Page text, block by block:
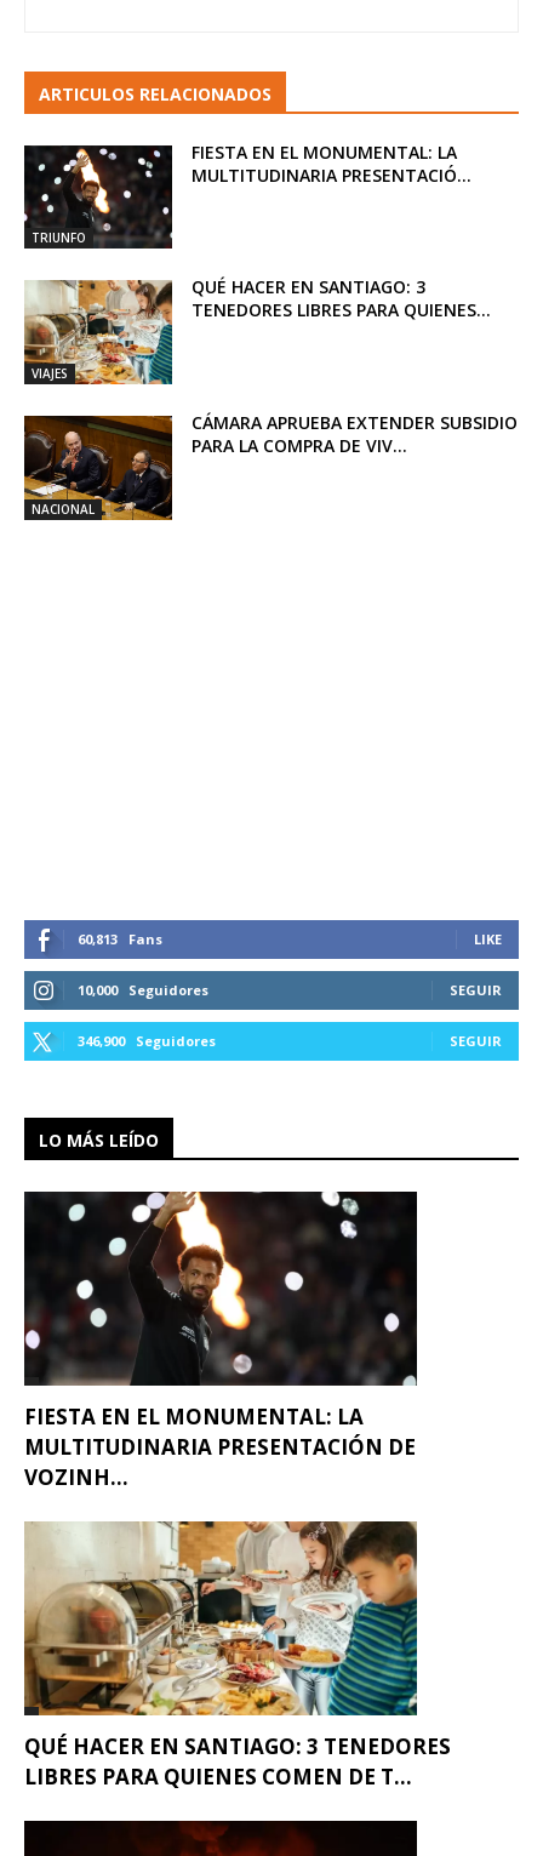
ARTICULOS RELACIONADOS
TRIUNFO
FIESTA EN EL MONUMENTAL: LA
MULTITUDINARIA PRESENTACIÓ...
VIAJES
QUÉ HACER EN SANTIAGO: 3
TENEDORES LIBRES PARA QUIENES...
NACIONAL
CÁMARA APRUEBA EXTENDER SUBSIDIO
PARA LA COMPRA DE VIV...
60,813 Fans LIKE
10,000 Seguidores SEGUIR
346,900 Seguidores SEGUIR
LO MÁS LEÍDO
FIESTA EN EL MONUMENTAL: LA
MULTITUDINARIA PRESENTACIÓN DE
VOZINH...
QUÉ HACER EN SANTIAGO: 3 TENEDORES
LIBRES PARA QUIENES COMEN DE T...